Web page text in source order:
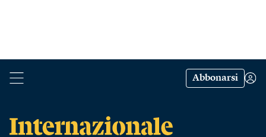
Abbonarsi